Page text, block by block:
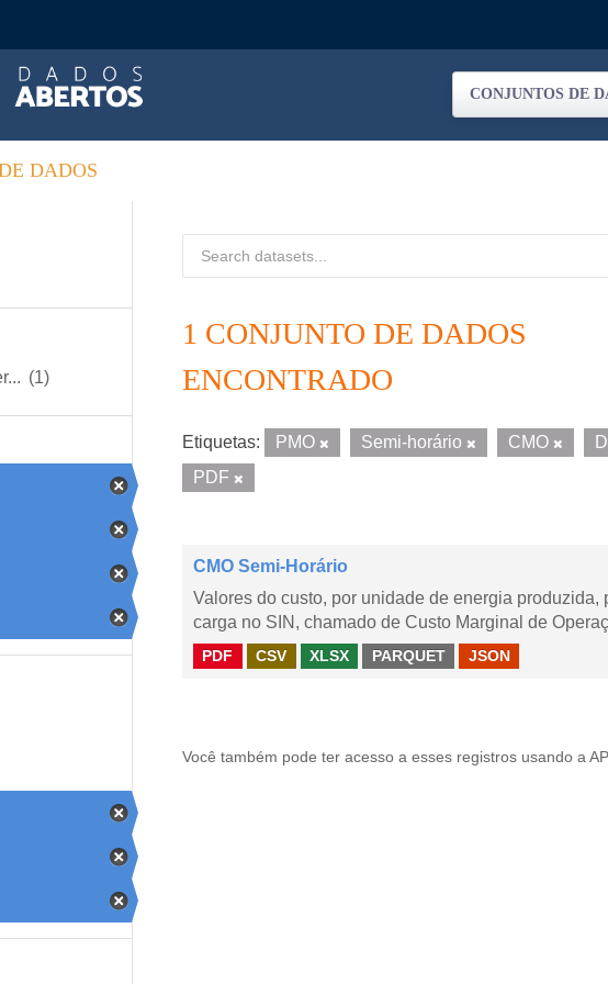
CONJUNTOS DE
DADOS
(1)
1 CONJUNTO DE DADOS
ENCONTRADO
Etiquetas: PMO Semi-horário CMO
PDF
CMO Semi-Horário
Valores do custo, por unidade de energia
carga no SIN, chamado de Custo Marginal de
PDF CSV XLSX PARQUET JSON
Você também pode ter acesso a esses registros usando a API